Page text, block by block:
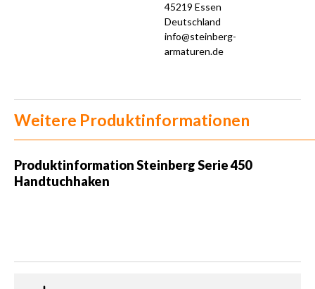
45219 Essen
Deutschland
info@steinberg-
armaturen.de
Weitere Produktinformationen
ProduktinformationSteinberg Serie 450
Handtuchhaken